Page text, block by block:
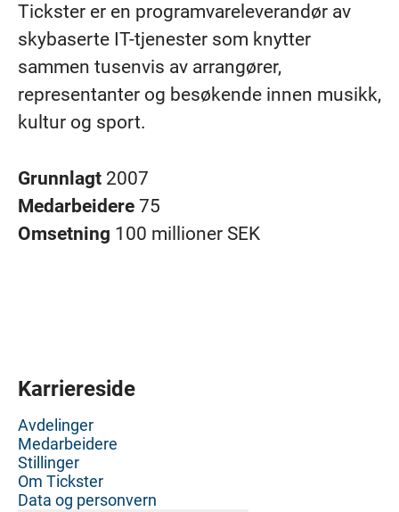
Tickster er en programvareleverandør av
skybaserte IT-tjenester som knytter
sammen tusenvis av arrangører,
representanter og besøkende innen musikk,
kultur og sport.
Grunnlagt 2007
Medarbeidere 75
Omsetning 100 millioner SEK
Karriereside
Avdelinger
Medarbeidere
Stillinger
Om Tickster
Data og personvern